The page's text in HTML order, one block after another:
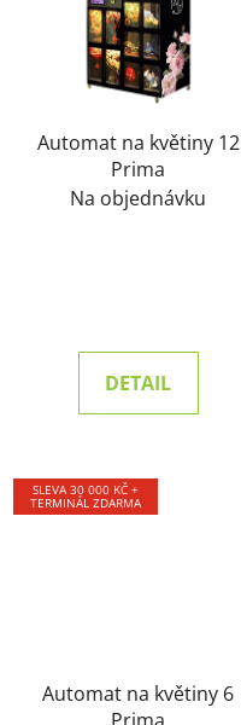
Automat na květiny 12
Prima
Na objednávku
DETAIL
SLEVA 30 000 KČ +
TERMINÁL ZDARMA
Automat na květiny 6